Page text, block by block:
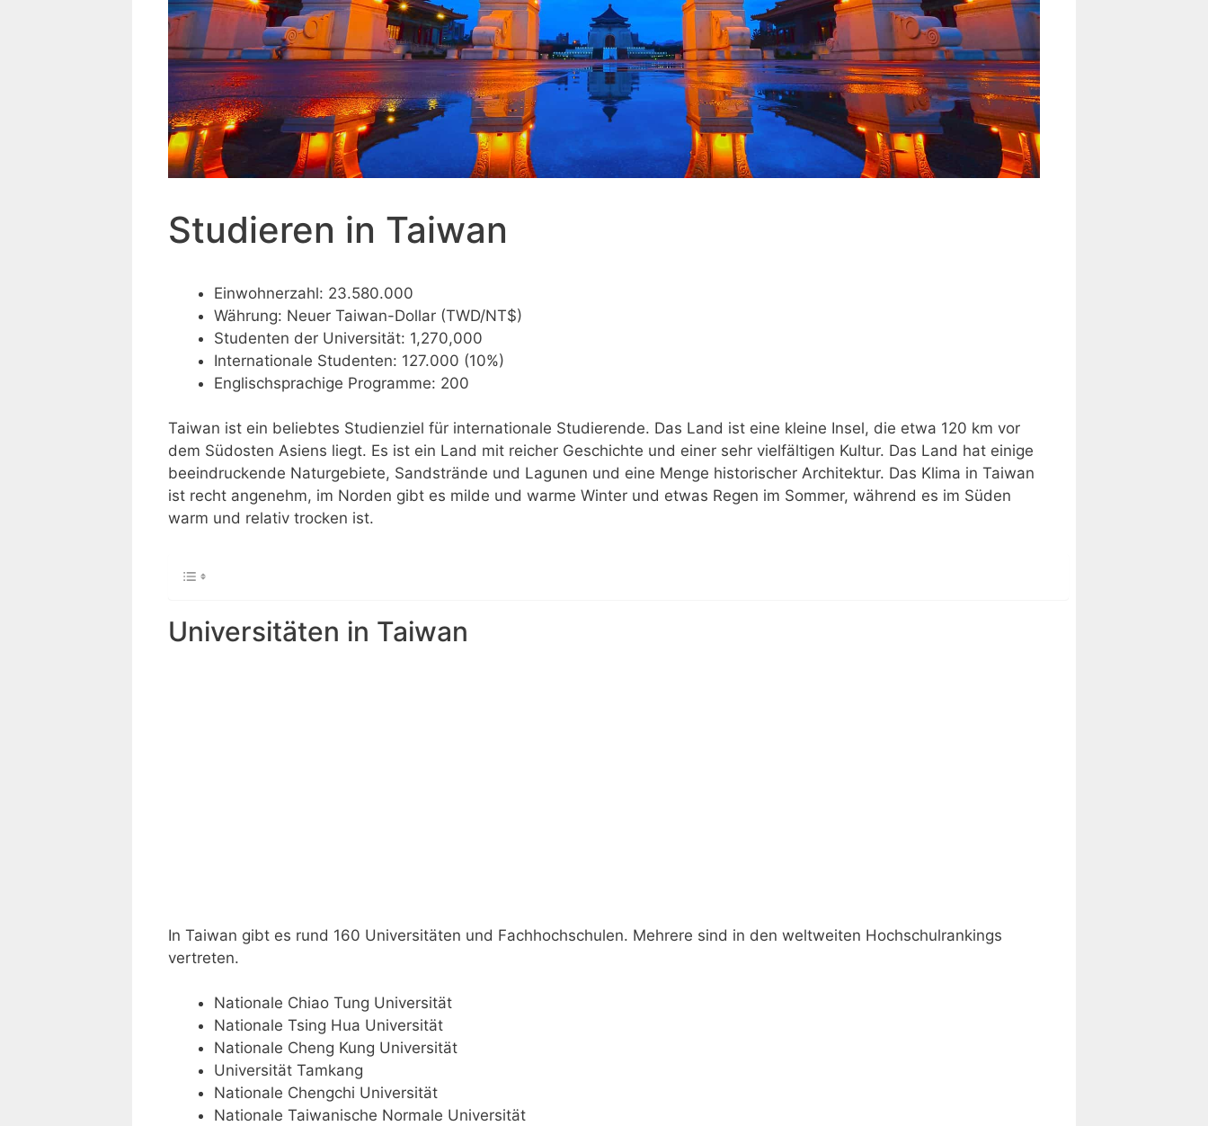
Studieren in Taiwan
Einwohnerzahl: 23.580.000
Währung: Neuer Taiwan-Dollar (TWD/NT$)
Studenten der Universität: 1,270,000
Internationale Studenten: 127.000 (10%)
Englischsprachige Programme: 200
Taiwan ist ein beliebtes Studienziel für internationale Studierende. Das Land ist eine kleine Insel, die etwa 120 km vor
dem Südosten Asiens liegt. Es ist ein Land mit reicher Geschichte und einer sehr vielfältigen Kultur. Das Land hat einige
beeindruckende Naturgebiete, Sandstrände und Lagunen und eine Menge historischer Architektur. Das Klima in Taiwan
ist recht angenehm, im Norden gibt es milde und warme Winter und etwas Regen im Sommer, während es im Süden
warm und relativ trocken ist.
Universitäten in Taiwan
In Taiwan gibt es rund 160 Universitäten und Fachhochschulen. Mehrere sind in den weltweiten Hochschulrankings
vertreten.
Nationale Chiao Tung Universität
Nationale Tsing Hua Universität
Nationale Cheng Kung Universität
Universität Tamkang
Nationale Chengchi Universität
Nationale Taiwanische Normale Universität